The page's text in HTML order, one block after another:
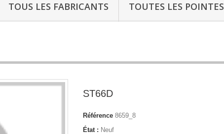
TOUS LES FABRICANTS TOUTES LES POINTES
ST66D
Référence 8659_8
État : Neuf